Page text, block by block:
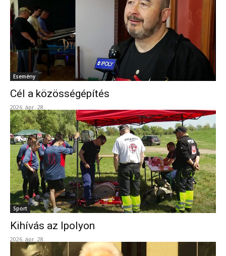
Esemény
Cél a közösségépítés
2026. ápr. 28.
Sport
Kihívás az Ipolyon
2026. ápr. 28.